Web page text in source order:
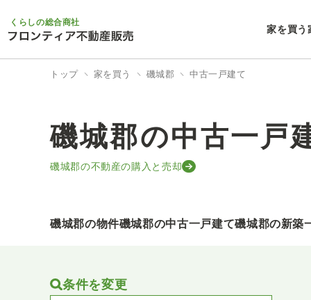
くらしの総合商社
家を買う
トップ 家を買う 磯城郡 中古一戸建て
磯城郡の中古一戸
磯城郡の不動産の購入と売却
磯城郡の物件磯城郡の中古一戸建て磯城郡の新築
条件を変更